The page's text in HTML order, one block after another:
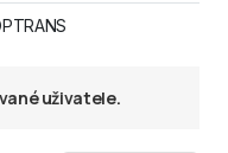
uživatele.